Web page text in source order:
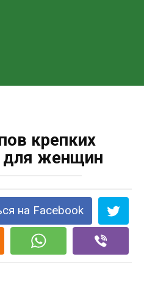
крепких
для женщин
на Facebook